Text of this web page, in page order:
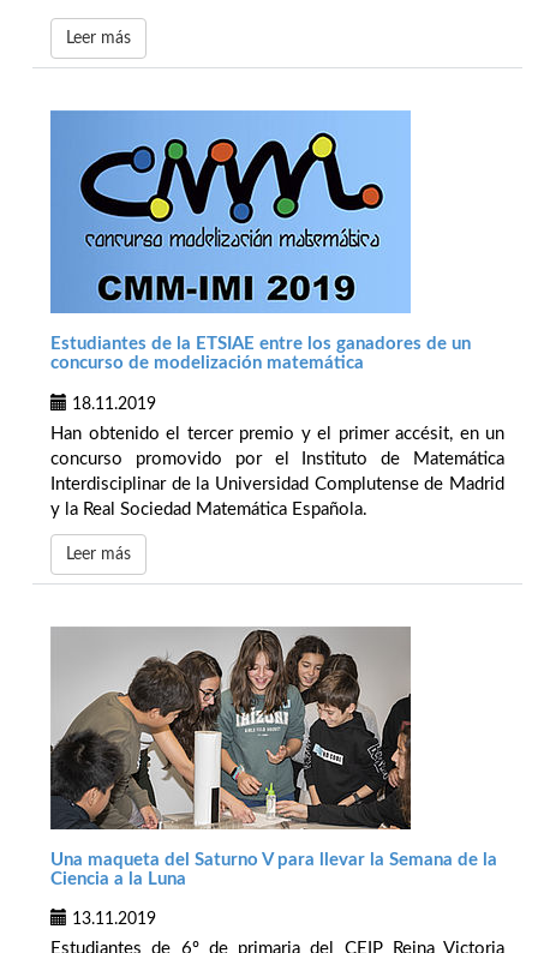
Leer más
Estudiantes de la ETSIAE entre los ganadores de un
concurso de modelización matemática
18.11.2019
Han obtenido el tercer premio y el primer accésit, en un
concurso promovido por el Instituto de Matemática
Interdisciplinar de la Universidad Complutense de Madrid
y la Real Sociedad Matemática Española.
Leer más
Una maqueta del Saturno V para llevar la Semana de la
Ciencia a la Luna
13.11.2019
Estudiantes de 6º de primaria del CEIP Reina Victoria